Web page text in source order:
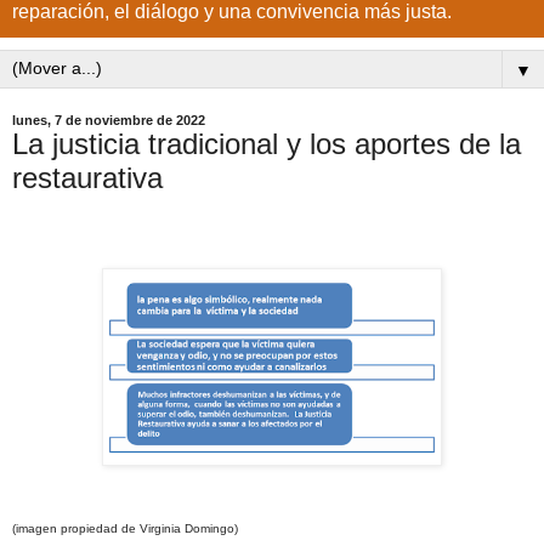
reparación, el diálogo y una convivencia más justa.
▼
lunes, 7 de noviembre de 2022
La justicia tradicional y los aportes de la
restaurativa
(imagen propiedad de Virginia Domingo)